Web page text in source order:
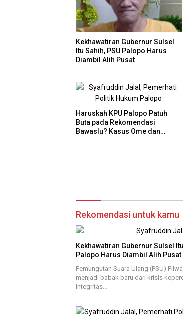
Kekhawatiran Gubernur Sulsel
Itu Sahih, PSU Palopo Harus
Diambil Alih Pusat
Haruskah KPU Palopo Patuh
Buta pada Rekomendasi
Bawaslu? Kasus Ome dan
Rekomendasi untuk kamu
Kekhawatiran Gubernur Sulsel
Palopo Harus Diambil Alih Pusat
Pemungutan Suara Ulang (PSU)
menjadi babak baru dari krisis
integritas…